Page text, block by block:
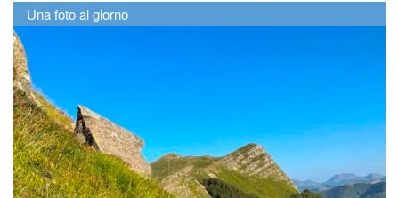
Una foto al giorno